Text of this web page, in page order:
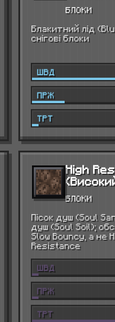
БЛОКИ
Блакитний лід
снігові блоки
ШВД
ПРЖ
ТРТ
High
БЛОКИ
Пісок душ (Soul
душ (Soul Soil);
Slow Bouncy, а не
Resistance
ШВД
ПРЖ
ТРТ